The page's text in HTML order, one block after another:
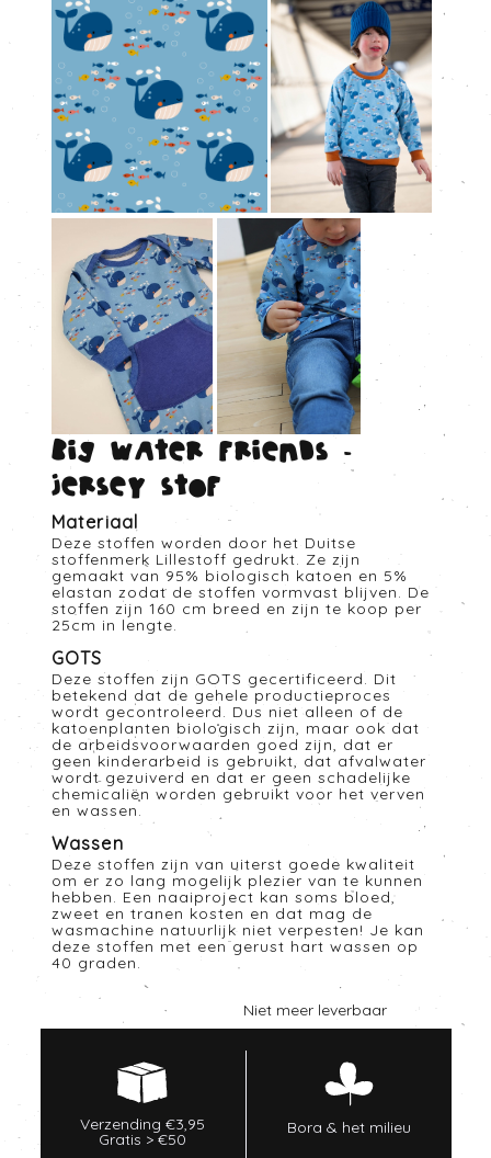
Big water friends -
Jersey stof
Materiaal
Deze stoffen worden door het Duitse
stoffenmerk Lillestoff gedrukt. Ze zijn
gemaakt van 95% biologisch katoen en 5%
elastan zodat de stoffen vormvast blijven. De
stoffen zijn 160 cm breed en zijn te koop per
25cm in lengte.
GOTS
Deze stoffen zijn GOTS gecertificeerd. Dit
betekend dat de gehele productieproces
wordt gecontroleerd. Dus niet alleen of de
katoenplanten biologisch zijn, maar ook dat
de arbeidsvoorwaarden goed zijn, dat er
geen kinderarbeid is gebruikt, dat afvalwater
wordt gezuiverd en dat er geen schadelijke
chemicaliën worden gebruikt voor het verven
en wassen.
Wassen
Deze stoffen zijn van uiterst goede kwaliteit
om er zo lang mogelijk plezier van te kunnen
hebben. Een naaiproject kan soms bloed,
zweet en tranen kosten en dat mag de
wasmachine natuurlijk niet verpesten! Je kan
deze stoffen met een gerust hart wassen op
40 graden.
Niet meer leverbaar
Verzending €3,95
Gratis > €50
Bora & het milieu